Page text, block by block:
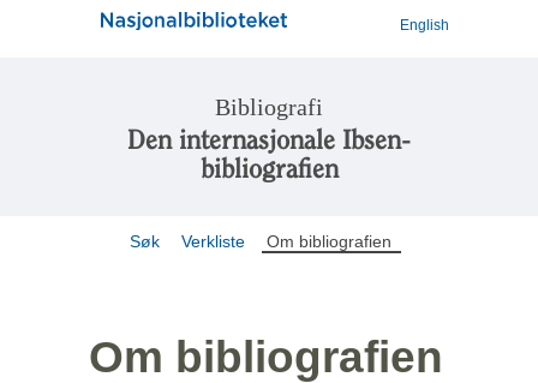
English
Bibliografi
Den internasjonale Ibsen-
bibliografien
Søk Verkliste Om bibliografien
Om bibliografien